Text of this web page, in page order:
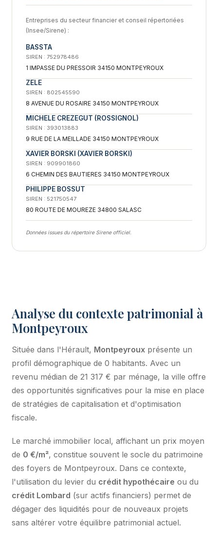
Analyse du contexte patrimonial à
Montpeyroux
Située dans l'Hérault, Montpeyroux présente un
profil démographique de 0 habitants. Avec un
revenu médian de 21 317 € par ménage, la ville offre
des opportunités significatives pour la mise en place
de stratégies de capitalisation et d'optimisation
fiscale.
Le marché immobilier local, affichant un prix moyen
de 0 €/m², constitue souvent le socle du patrimoine
des foyers de Montpeyroux. Dans ce contexte,
l'utilisation du levier du crédit hypothécaire ou du
crédit Lombard (sur actifs financiers) permet de
dégager des liquidités pour de nouveaux projets
sans altérer votre équilibre patrimonial actuel.
Entreprises du secteur financier et conseil répertoriées
(Insee/Sirene) :
BASSTA
SIREN : 752978486
1 IMPASSE DU PRESSOIR 34150 MONTPEYROUX
ZELE
SIREN : 802545590
8 AVENUE DU ROSAIRE 34150 MONTPEYROUX
MICHELE CREZEGUT (ROSSIGNOL)
SIREN : 393013883
9 RUE DE LA MEILLADE 34150 MONTPEYROUX
XAVIER BORSKI (XAVIER BORSKI)
SIREN : 909901860
6 CHEMIN DES BAUTIERES 34150 MONTPEYROUX
PHILIPPE BOSSUT
SIREN : 521750547
80 ROUTE DE MOUREZE 34800 SALASC
Données issues du répertoire Sirene officiel.